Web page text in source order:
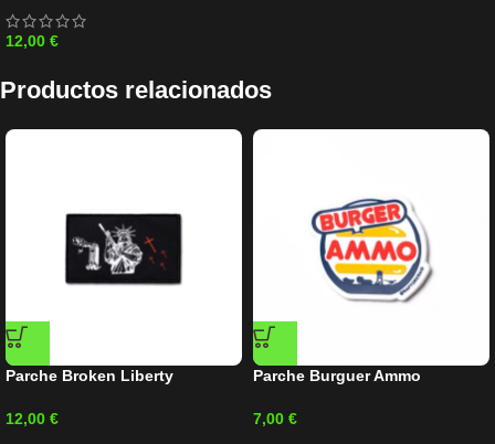
12,00 €
Productos relacionados
Parche Broken Liberty
12,00 €
Parche Burguer Ammo
7,00 €